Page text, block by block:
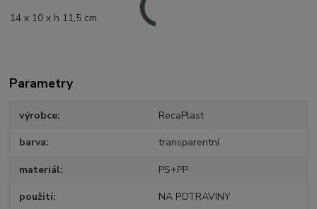
14 x 10 x h 11,5 cm
Parametry
výrobce RecaPlast
barva transparentní
materiál PS+PP
použití NA POTRAVINY